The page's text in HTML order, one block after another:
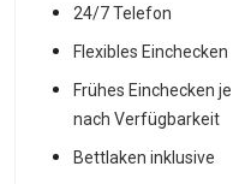
24/7 Telefon
Flexibles Einchecken
Frühes Einchecken je
nach Verfügbarkeit
Bettlaken inklusive